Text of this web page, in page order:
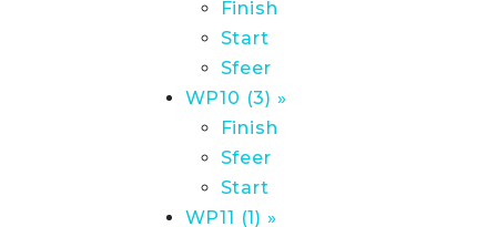
Finish
Start
Sfeer
WP10 (3) »
Finish
Sfeer
Start
WP11 (1) »